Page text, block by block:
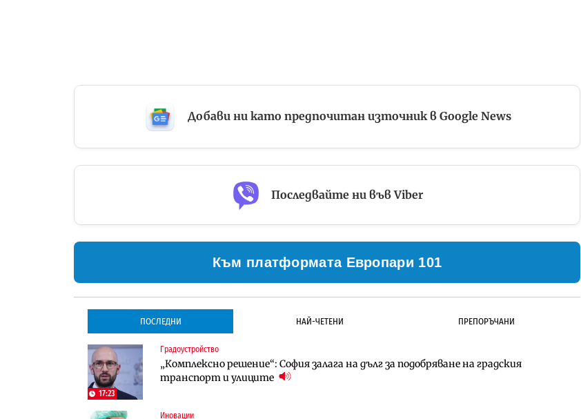
Добави ни като предпочитан източник в Google News
Последвайте ни във Viber
Към платформата Европари 101
ПОСЛЕДНИ НАЙ-ЧЕТЕНИ ПРЕПОРЪЧАНИ
17:23
Градоустройство
„Комплексно решение“: София залага на дълг за подобряване на градския
транспорт и улиците
Иновации
Градоустройство
Столична община избра изпълнител за преместването на трамвайното
трасе по бул. „Скобелев“
Инфраструктура
Инфраструктура
Проектирането на тунела под Петрохан ще върви паралелно с екологичните
оценки
Компании